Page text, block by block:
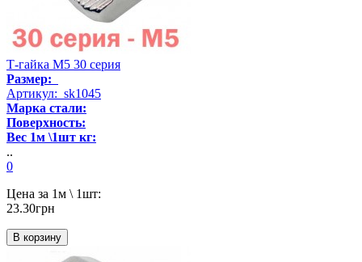
Т-гайка М5 30 серия
Размер:
Артикул: sk1045
Марка стали:
Поверхность:
Вес 1м \1шт кг:
..
0
Цена за 1м \ 1шт:
23.30грн
В корзину